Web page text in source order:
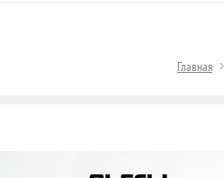
Главная